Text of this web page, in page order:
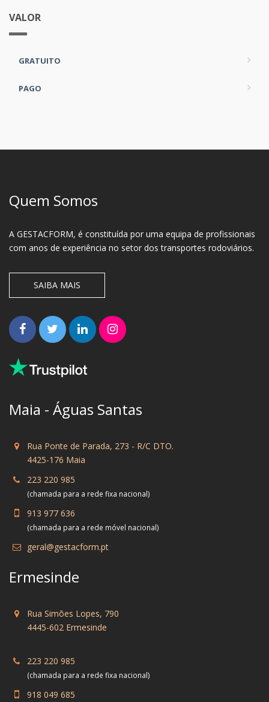
VALOR
GRATUITO
PAGO
Quem Somos
A GESTACFORM, é constituída por uma equipa de profissionais
com anos de experiência no setor dos transportes rodoviários.
SAIBA MAIS
Maia - Águas Santas
Rua Ponte de Parada, 273 - R/C DTO.
4425-176 Maia
223 220 985
(chamada para a rede fixa nacional)
913 977 636
(chamada para a rede móvel nacional)
geral@gestacform.pt
Ermesinde
Rua Simões Lopes, 790
4445-602 Ermesinde
223 220 985
(chamada para a rede fixa nacional)
918 049 685